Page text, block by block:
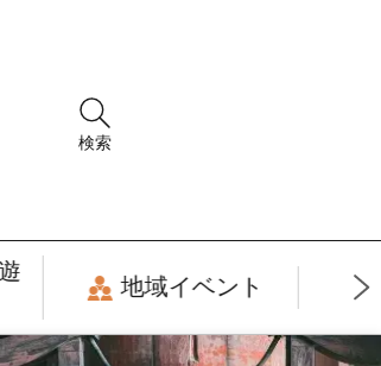
検索
地域イベント